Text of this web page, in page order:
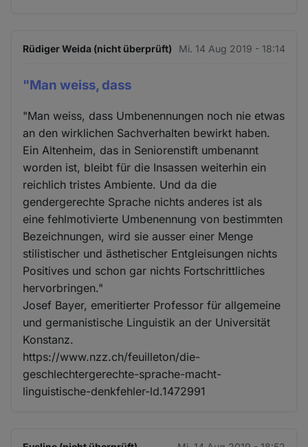
Rüdiger Weida (nicht überprüft) Mi. 14 Aug 2019 - 18:14
"Man weiss, dass
"Man weiss, dass Umbenennungen noch nie etwas
an den wirklichen Sachverhalten bewirkt haben.
Ein Altenheim, das in Seniorenstift umbenannt
worden ist, bleibt für die Insassen weiterhin ein
reichlich tristes Ambiente. Und da die
gendergerechte Sprache nichts anderes ist als
eine fehlmotivierte Umbenennung von bestimmten
Bezeichnungen, wird sie ausser einer Menge
stilistischer und ästhetischer Entgleisungen nichts
Positives und schon gar nichts Fortschrittliches
hervorbringen."
Josef Bayer, emeritierter Professor für allgemeine
und germanistische Linguistik an der Universität
Konstanz.
https://www.nzz.ch/feuilleton/die-
geschlechtergerechte-sprache-macht-
linguistische-denkfehler-ld.1472991